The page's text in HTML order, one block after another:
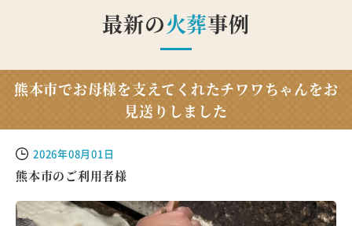
最新の火葬事例
熊本市でお母様を支えてくれたチワワちゃんをお
見送りしました
2026年08月01日
熊本市のご利用者様